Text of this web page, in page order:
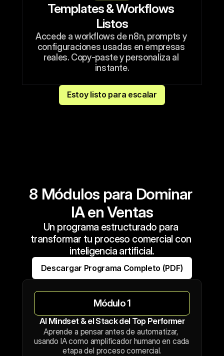
Templates & Workflows
Listos
Accede a workflows de n8n, prompts y
configuraciones usadas en empresas
reales. Copy-paste y personaliza al
instante.
Estoy listo para escalar
8 Módulos para Dominar
IA en Ventas
Un programa estructurado para
transformar tu proceso comercial con
inteligencia artificial.
Descargar Programa Completo (PDF)
Módulo 1
AI Mindset & el Stack del Top Performer
Aprende a pensar antes de automatizar,
usando IA como amplificador humano en cada
etapa del proceso comercial.